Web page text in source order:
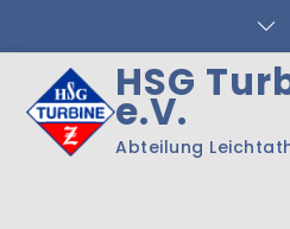
content
HSG
e.V.
Abteilung